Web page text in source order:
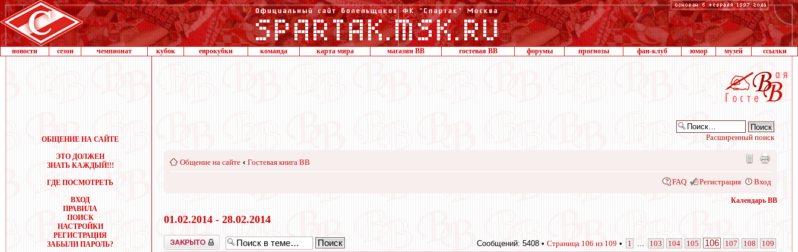
новости сезон чемпионат кубок еврокубки команда карта мира магазин ВВ гостевая ВВ форумы прогнозы фан-клуб юмор музей ссылки
ОБЩЕНИЕ НА САЙТЕ
ЭТО ДОЛЖЕН
ЗНАТЬ КАЖДЫЙ!!!
ГДЕ ПОСМОТРЕТЬ
ВХОД
ПРАВИЛА
ПОИСК
НАСТРОЙКИ
РЕГИСТРАЦИЯ
ЗАБЫЛИ ПАРОЛЬ?
Расширенный поиск
Общение на сайте ‹ Гостевая книга ВВ
FAQ Регистрация Вход
Календарь ВВ
01.02.2014 - 28.02.2014
Закрыто Сообщений: 5408 • Страница 106 из 109 • 1 103 104 105 106 107 108 109